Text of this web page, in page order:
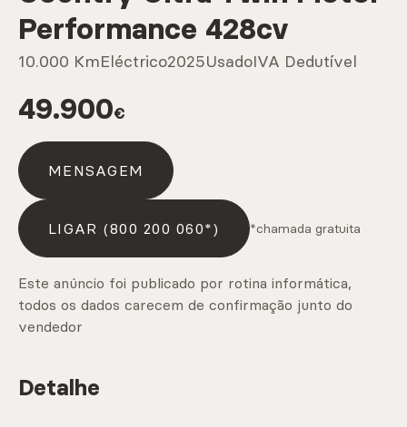
Performance 428cv
10.000 KmEléctrico2025UsadoIVA Dedutível
49.900€
MENSAGEM
LIGAR (800 200 060*) *chamada gratuita
Este anúncio foi publicado por rotina informática,
todos os dados carecem de confirmação junto do
vendedor
Detalhe
Serviços